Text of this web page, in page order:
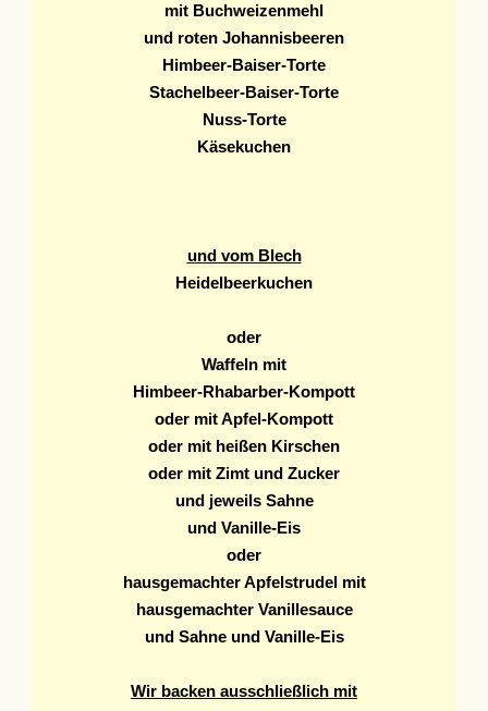
mit Buchweizenmehl
und roten Johannisbeeren
Himbeer-Baiser-Torte
Stachelbeer-Baiser-Torte
Nuss-Torte
Käsekuchen
und vom Blech
Heidelbeerkuchen
oder
Waffeln mit
Himbeer-Rhabarber-Kompott
oder mit Apfel-Kompott
oder mit heißen Kirschen
oder mit Zimt und Zucker
und jeweils Sahne
und Vanille-Eis
oder
hausgemachter Apfelstrudel mit
hausgemachter Vanillesauce
und Sahne und Vanille-Eis
Wir backen ausschließlich mit